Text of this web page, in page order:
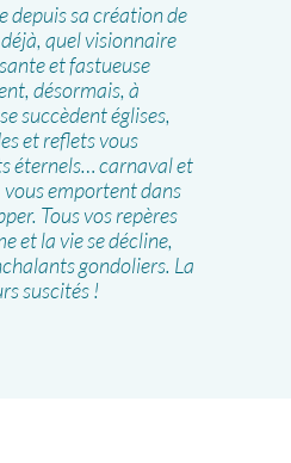
depuis sa création de
quel visionnaire
et fastueuse
désormais, à
succèdent églises,
et reflets vous
éternels… carnaval et
emportent dans
Tous vos repères
et la vie se décline,
gondoliers. La
suscités !